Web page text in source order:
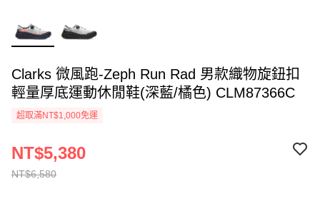
Clarks 微風跑-Zeph Run Rad 男款織物旋鈕扣
輕量厚底運動休閒鞋(深藍/橘色) CLM87366C
超取滿NT$1,000免運
NT$6,580
NT$5,380